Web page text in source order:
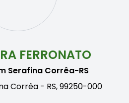
FERRONATO
Serafina Corrêa-RS
Corrêa - RS, 99250-000